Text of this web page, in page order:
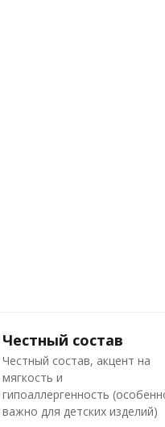
Честный состав
Честный состав, акцент на
мягкость и
гипоаллергенность
важно для детских изделий)